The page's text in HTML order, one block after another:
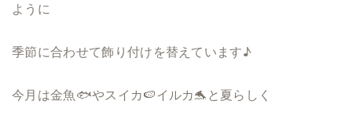
ように
季節に合わせて飾り付けを替えています♪
今月は金魚🐟やスイカ🍉イルカ🐬と夏らしく